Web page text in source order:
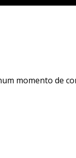
momento de